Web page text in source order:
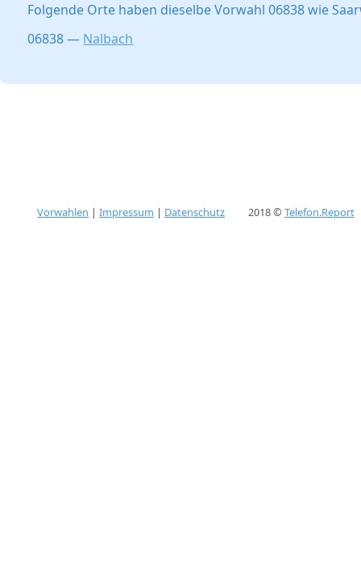
Folgende Orte haben dieselbe Vorwahl 06838 wie
06838 — Nalbach
Vorwahlen |Impressum | Datenschutz 2018 © Telefon.Report